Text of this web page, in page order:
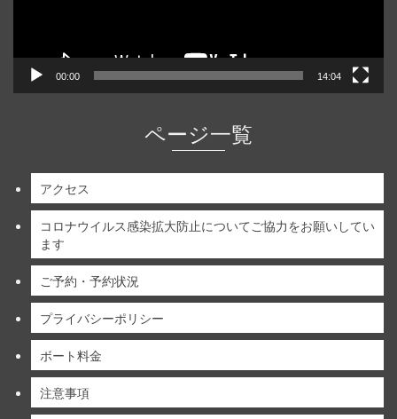
00:00 14:04
ページ一覧
アクセス
コロナウイルス感染拡大防止についてご協力をお願いしてい
ます
ご予約・予約状況
プライバシーポリシー
ボート料金
注意事項